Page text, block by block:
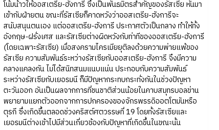
โน้มน้าวให้ออสเตรีย-ฮังการี ซึ่งเป็นพันธมิตรสำคัญของรัสเซีย หันมา
เข้ากับฝ่ายตน ขณะที่รัสเซียก็คาดหวังว่าออสเตรีย-ฮังการีจะ
สนับสนุนตนเอง แต่ออสเตรีย-ฮังการี ประกาศตัวเป็นกลาง ทำให้ทั้ง
อังกฤษ-ฝรั่งเศส และรัสเซียต่างผิดหวังกับท่าทีของออสเตรีย-ฮังการี
(โดยเฉพาะรัสเซีย) เมื่อสงครามไครเมียยุติลงด้วยความพ่ายแพ้ของ
รัสเซีย ความสัมพันธ์ระหว่างรัสเซียกับออสเตรีย-ฮังการี จึงมีความ
คลางแคลงกัน ไม่ได้สนิทสนมแนบแน่น ประกอบกับความสัมพันธ์
ระหว่างรัสเซียกับเยอรมนี ก็มีปัญหากระทบกระทั่งกันในช่วงปัญหา
ตะวันออก อันเป็นผลจากการที่ชนชาติส่วนน้อยในคาบสมุทรบอลข่าน
พยายามแยกตัวออกจากการปกครองของจักรพรรดิออตโตมันหรือ
ตุรกี ซึ่งเกิดขึ้นตลอดช่วงคริสต์ศตวรรษที่ 19 โดยทั้งรัสเซียและ
เยอรมนีต่างเข้าไปมีส่วนเกี่ยวข้องกับปัญหาที่เกิดขึ้นในขณะนั้น